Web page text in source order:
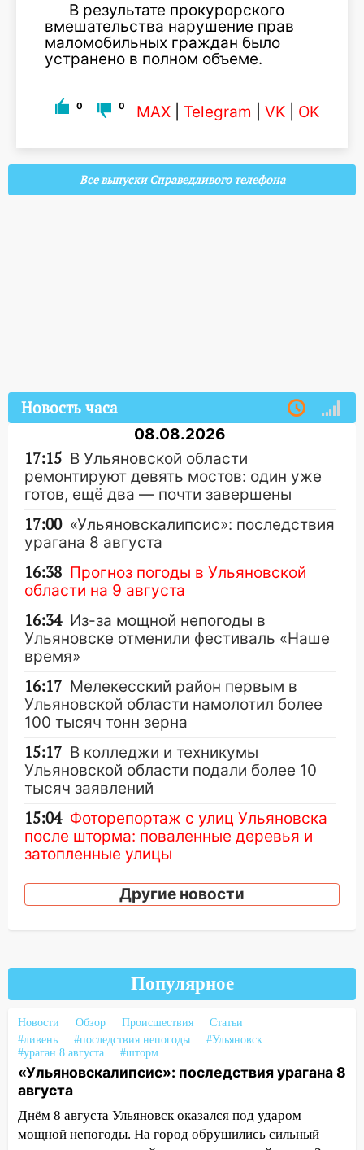
В результате прокурорского
вмешательства нарушение прав
маломобильных граждан было
устранено в полном объеме.
0 0 MAX Telegram VK OK
Все выпуски Справедливого телефона
Новость часа
08.08.2026
17:15 В Ульяновской области
ремонтируют девять мостов: один уже
готов, ещё два — почти завершены
17:00 «Ульяновскалипсис»: последствия
урагана 8 августа
16:38 Прогноз погоды в Ульяновской
области на 9 августа
16:34 Из-за мощной непогоды в
Ульяновске отменили фестиваль «Наше
время»
16:17 Мелекесский район первым в
Ульяновской области намолотил более
100 тысяч тонн зерна
15:17 В колледжи и техникумы
Ульяновской области подали более 10
тысяч заявлений
15:04 Фоторепортаж с улиц Ульяновска
после шторма: поваленные деревья и
затопленные улицы
14:28 Ураган вырвал остановку на улице
Деева в Заволжье
дождавшись коммунальщиков
14:16 Шторм продолжает ломать город:
на улице Любови Шевцовой рухнул
светофор
14:14
Студента из Ульяновска обманули
мошенники под видом преподавателя
14:12 Куда жаловаться ульяновцам на
упавшее дерево или затопленную улицу
Другие новости
Популярное
Новости Обзор Происшествия
Статьи
#ливень
#последствия непогоды
#Ульяновск
#ураган 8 августа
#шторм
«Ульяновскалипсис»: последствия урагана 8
августа
Днём 8 августа Ульяновск оказался под ударом
мощной непогоды. На город обрушились сильный